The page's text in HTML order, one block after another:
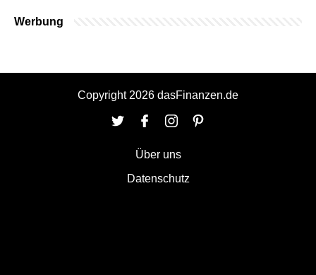
Werbung
Copyright 2026 dasFinanzen.de
Über uns
Datenschutz